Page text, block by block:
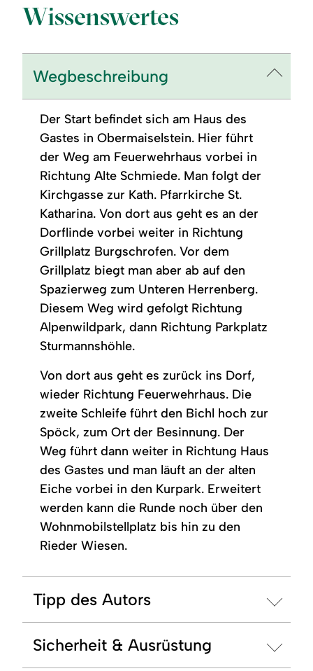
Wissenswertes
Wegbeschreibung
Der Start befindet sich am Haus des
Gastes in Obermaiselstein. Hier führt
der Weg am Feuerwehrhaus vorbei in
Richtung Alte Schmiede. Man folgt der
Kirchgasse zur Kath. Pfarrkirche St.
Katharina. Von dort aus geht es an der
Dorflinde vorbei weiter in Richtung
Grillplatz Burgschrofen. Vor dem
Grillplatz biegt man aber ab auf den
Spazierweg zum Unteren Herrenberg.
Diesem Weg wird gefolgt Richtung
Alpenwildpark, dann Richtung Parkplatz
Sturmannshöhle.
Von dort aus geht es zurück ins Dorf,
wieder Richtung Feuerwehrhaus. Die
zweite Schleife führt den Bichl hoch zur
Spöck, zum Ort der Besinnung. Der
Weg führt dann weiter in Richtung Haus
des Gastes und man läuft an der alten
Eiche vorbei in den Kurpark. Erweitert
werden kann die Runde noch über den
Wohnmobilstellplatz bis hin zu den
Rieder Wiesen.
Tipp des Autors
Sicherheit & Ausrüstung